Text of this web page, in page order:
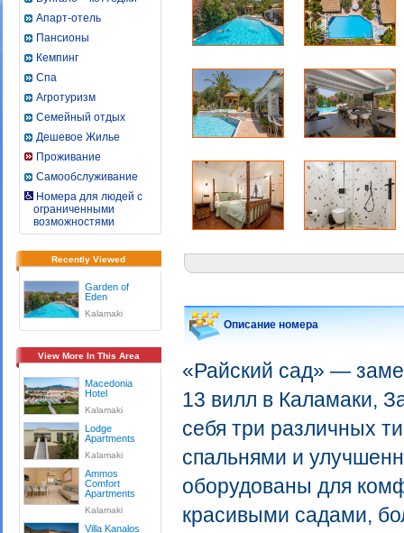
Апарт-отель
Пансионы
Кемпинг
Спа
Агротуризм
Семейный отдых
Дешевое Жилье
Проживание
Самообслуживание
Номера для людей с
ограниченными
возможностями
Recently Viewed
Garden of
Eden
Kalamaki
View More In This Area
Macedonia
Hotel
Kalamaki
Lodge
Apartments
Kalamaki
Ammos
Comfort
Apartments
Kalamaki
Villa Kanalos
Описание номера
«Райский сад» —
13 вилл в Каламаки,
себя три различных
спальнями и
оборудованы для
красивыми садами,